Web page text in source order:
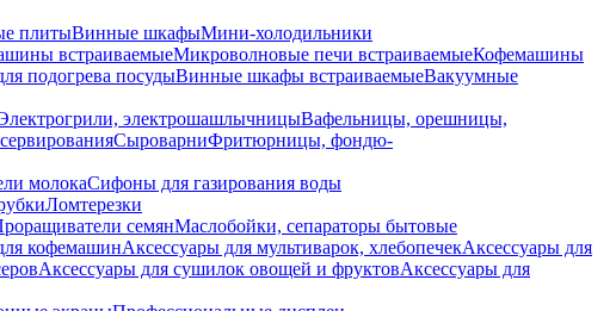
плитыВинные шкафыМини-холодильники
встраиваемыеМикроволновые печи встраиваемыеКофемашины
подогрева посудыВинные шкафы встраиваемыеВакуумные
электрошашлычницыВафельницы, орешницы,
СыроварниФритюрницы, фондю-
молокаСифоны для газирования воды
Ломтерезки
семянМаслобойки, сепараторы бытовые
кофемашинАксессуары для мультиварок, хлебопечекАксессуары для
Аксессуары для сушилок овощей и фруктовАксессуары для